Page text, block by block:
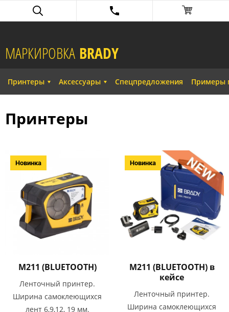
МАРКИРОВКА BRADY​
Принтеры Аксессуары Спецпредложения Примеры
Принтеры
Новинка
M211 (BLUETOOTH)
Ленточный принтер.
Ширина самоклеющихся
лент 6,9,12, 19 мм.
Новинка
M211 (BLUETOOTH) в
кейсе
Ленточный принтер.
Ширина самоклеющихся